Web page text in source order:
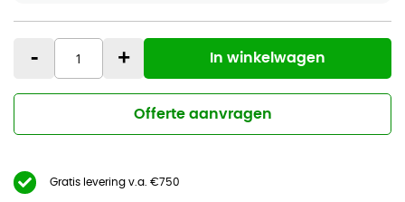
- + In winkelwagen
Offerte aanvragen
Gratis levering v.a. €750